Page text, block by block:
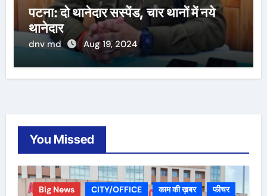
पटना: दो थानेदार सस्पेंड, चार थानों में नये
थानेदार
dnv md Aug 19, 2024
You Missed
Big News CITY/OFFICE काम की ख़बर फीचर